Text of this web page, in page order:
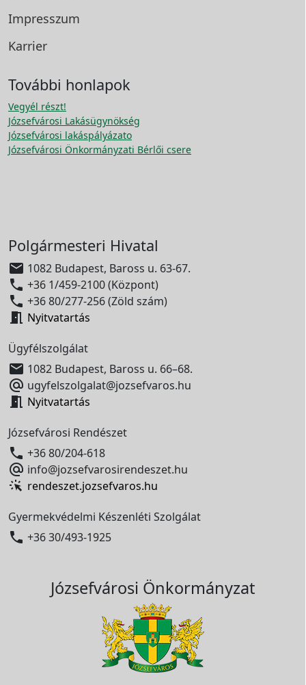
Impresszum
Karrier
További honlapok
Vegyél részt!
Józsefvárosi Lakásügynökség
Józsefvárosi lakáspályázato
Józsefvárosi Önkormányzati Bérlői csere
Polgármesteri Hivatal
 1082 Budapest, Baross u. 63-67.
 +36 1/459-2100 (Központ)
 +36 80/277-256 (Zöld szám)
 Nyitvatartás
Ügyfélszolgálat
 1082 Budapest, Baross u. 66–68.
 ugyfelszolgalat@jozsefvaros.hu
 Nyitvatartás
Józsefvárosi Rendészet
 +36 80/204-618
 info@jozsefvarosirendeszet.hu
rendeszet.jozsefvaros.hu
Gyermekvédelmi Készenléti Szolgálat
 +36 30/493-1925
Józsefvárosi Önkormányzat